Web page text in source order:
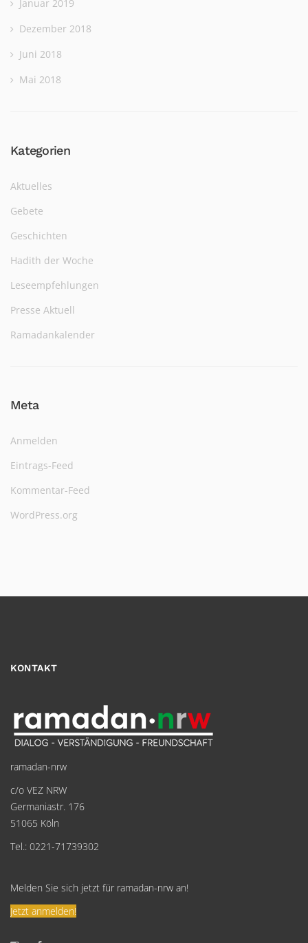
Januar 2019
Dezember 2018
Juni 2018
Mai 2018
Kategorien
Aktuelles
Gebete
Geschichten
Hadith der Woche
Leseempfehlungen
Presse Aktuell
Ramadankalender
Meta
Anmelden
Eintrags-Feed
Kommentar-Feed
WordPress.org
KONTAKT
ramadan-nrw
c/o VEZ NRW
Germaniastr. 176
51065 Köln
Tel.: 0221-71739302
Melden Sie sich jetzt für ramadan-nrw an!
Jetzt anmelden!